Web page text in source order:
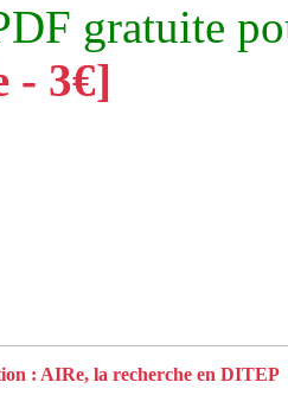
gratuite
- 3€]
: AIRe, la recherche en DITEP